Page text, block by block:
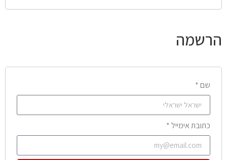
הרשמה
שם *
כתובת אימייל *